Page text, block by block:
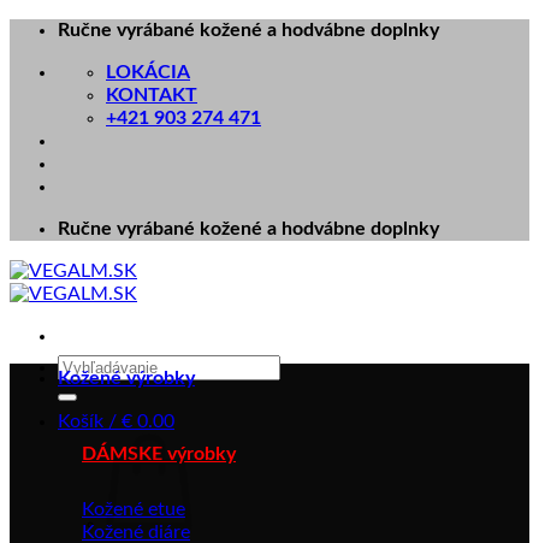
Skip
content
Ručne vyrábané kožené a hodvábne doplnky
LOKÁCIA
KONTAKT
+421 903 274 471
Ručne vyrábané kožené a hodvábne doplnky
Hľadať:
Košík / € 0.00
Kožené výrobky
DÁMSKE výrobky
Kožené etue
Kožené diáre